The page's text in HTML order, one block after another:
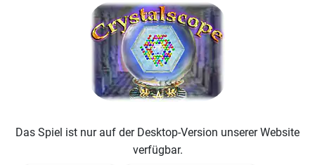
Das Spiel ist nur auf der Desktop-Version unserer Website
verfügbar.